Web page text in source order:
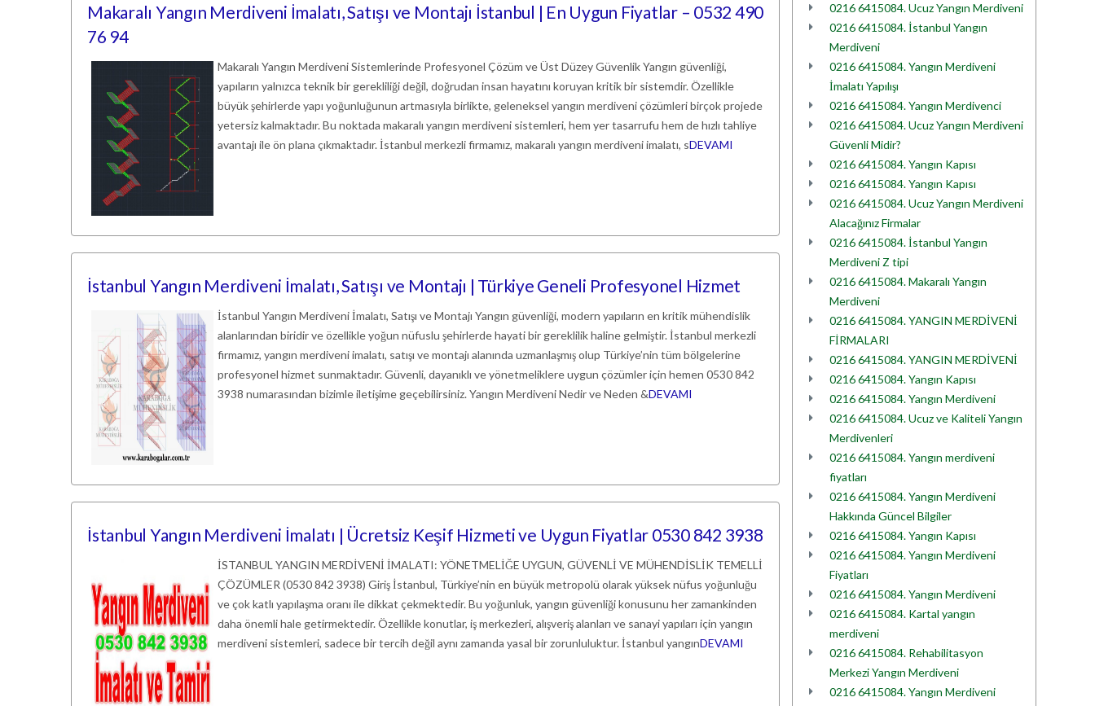
Makaralı Yangın Merdiveni İmalatı, Satışı ve Montajı İstanbul | En Uygun Fiyatlar – 0532 490
76 94
Makaralı Yangın Merdiveni Sistemlerinde Profesyonel Çözüm ve Üst Düzey Güvenlik Yangın güvenliği,
yapıların yalnızca teknik bir gerekliliği değil, doğrudan insan hayatını koruyan kritik bir sistemdir. Özellikle
büyük şehirlerde yapı yoğunluğunun artmasıyla birlikte, geleneksel yangın merdiveni çözümleri birçok projede
yetersiz kalmaktadır. Bu noktada makaralı yangın merdiveni sistemleri, hem yer tasarrufu hem de hızlı tahliye
avantajı ile ön plana çıkmaktadır. İstanbul merkezli firmamız, makaralı yangın merdiveni imalatı, sDEVAMI
İstanbul Yangın Merdiveni İmalatı, Satışı ve Montajı | Türkiye Geneli Profesyonel Hizmet
İstanbul Yangın Merdiveni İmalatı, Satışı ve Montajı Yangın güvenliği, modern yapıların en kritik mühendislik
alanlarından biridir ve özellikle yoğun nüfuslu şehirlerde hayati bir gereklilik haline gelmiştir. İstanbul merkezli
firmamız, yangın merdiveni imalatı, satışı ve montajı alanında uzmanlaşmış olup Türkiye’nin tüm bölgelerine
profesyonel hizmet sunmaktadır. Güvenli, dayanıklı ve yönetmeliklere uygun çözümler için hemen 0530 842
3938 numarasından bizimle iletişime geçebilirsiniz. Yangın Merdiveni Nedir ve Neden &DEVAMI
İstanbul Yangın Merdiveni İmalatı | Ücretsiz Keşif Hizmeti ve Uygun Fiyatlar 0530 842 3938
İSTANBUL YANGIN MERDİVENİ İMALATI: YÖNETMELİĞE UYGUN, GÜVENLİ VE MÜHENDİSLİK TEMELLİ
ÇÖZÜMLER (0530 842 3938) Giriş İstanbul, Türkiye’nin en büyük metropolü olarak yüksek nüfus yoğunluğu
ve çok katlı yapılaşma oranı ile dikkat çekmektedir. Bu yoğunluk, yangın güvenliği konusunu her zamankinden
daha önemli hale getirmektedir. Özellikle konutlar, iş merkezleri, alışveriş alanları ve sanayi yapıları için yangın
merdiveni sistemleri, sadece bir tercih değil aynı zamanda yasal bir zorunluluktur. İstanbul yangınDEVAMI
0216 6415084. Ucuz Yangın Merdiveni
0216 6415084. İstanbul Yangın
Merdiveni
0216 6415084. Yangın Merdiveni
İmalatı Yapılışı
0216 6415084. Yangın Merdivenci
0216 6415084. Ucuz Yangın Merdiveni
Güvenli Midir?
0216 6415084. Yangın Kapısı
0216 6415084. Yangın Kapısı
0216 6415084. Ucuz Yangın Merdiveni
Alacağınız Firmalar
0216 6415084. İstanbul Yangın
Merdiveni Z tipi
0216 6415084. Makaralı Yangın
Merdiveni
0216 6415084. YANGIN MERDİVENİ
FİRMALARI
0216 6415084. YANGIN MERDİVENİ
0216 6415084. Yangın Kapısı
0216 6415084. Yangın Merdiveni
0216 6415084. Ucuz ve Kaliteli Yangın
Merdivenleri
0216 6415084. Yangın merdiveni
fiyatları
0216 6415084. Yangın Merdiveni
Hakkında Güncel Bilgiler
0216 6415084. Yangın Kapısı
0216 6415084. Yangın Merdiveni
Fiyatları
0216 6415084. Yangın Merdiveni
0216 6415084. Kartal yangın
merdiveni
0216 6415084. Rehabilitasyon
Merkezi Yangın Merdiveni
0216 6415084. Yangın Merdiveni